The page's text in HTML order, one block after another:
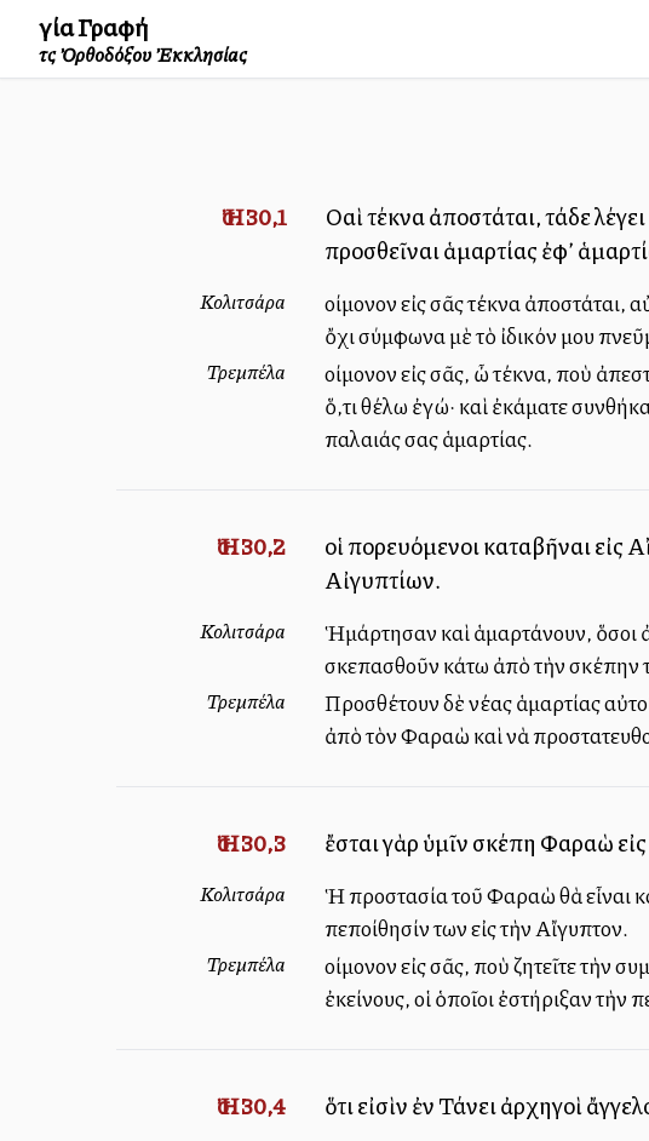
Ἁγία Γραφή
τῆς Ὀρθοδόξου Ἐκκλησίας
Ἠσ. 30,1
Οὐαὶ τέκνα ἀποστάται, τάδε
προσθεῖναι ἁμαρτίας ἐφ’
Κολιτσάρα
Ἀλλοίμονον εἰς σᾶς τέκνα
ὄχι σύμφωνα μὲ τὸ ἰδικόν μου
Τρεμπέλα
Ἀλλοίμονον εἰς σᾶς, ὦ τέκνα, ποὺ
ὅ,τι θέλω ἐγώ· καὶ ἐκάματε
παλαιάς σας ἁμαρτίας.
Ἠσ. 30,2
οἱ πορευόμενοι καταβῆναι εἰς
Αἰγυπτίων.
Κολιτσάρα
Ἡμάρτησαν καὶ ἁμαρτάνουν, ὅσοι
σκεπασθοῦν κάτω ἀπὸ τὴν σκέπην
Τρεμπέλα
Προσθέτουν δὲ νέας ἁμαρτίας
ἀπὸ τὸν Φαραὼ καὶ νὰ
Ἠσ. 30,3 ἔσται γὰρ ὑμῖν σκέπη Φαραὼ
Κολιτσάρα
Ἡ προστασία τοῦ Φαραὼ θὰ εἶναι
πεποίθησίν των εἰς τὴν Αἴγυπτον.
Τρεμπέλα
Ἀλλοίμονον εἰς σᾶς, ποὺ ζητεῖτε
ἐκείνους, οἱ ὁποῖοι ἐστήριξαν
Ἠσ. 30,4 ὅτι εἰσὶν ἐν Τάνει ἀρχηγοὶ